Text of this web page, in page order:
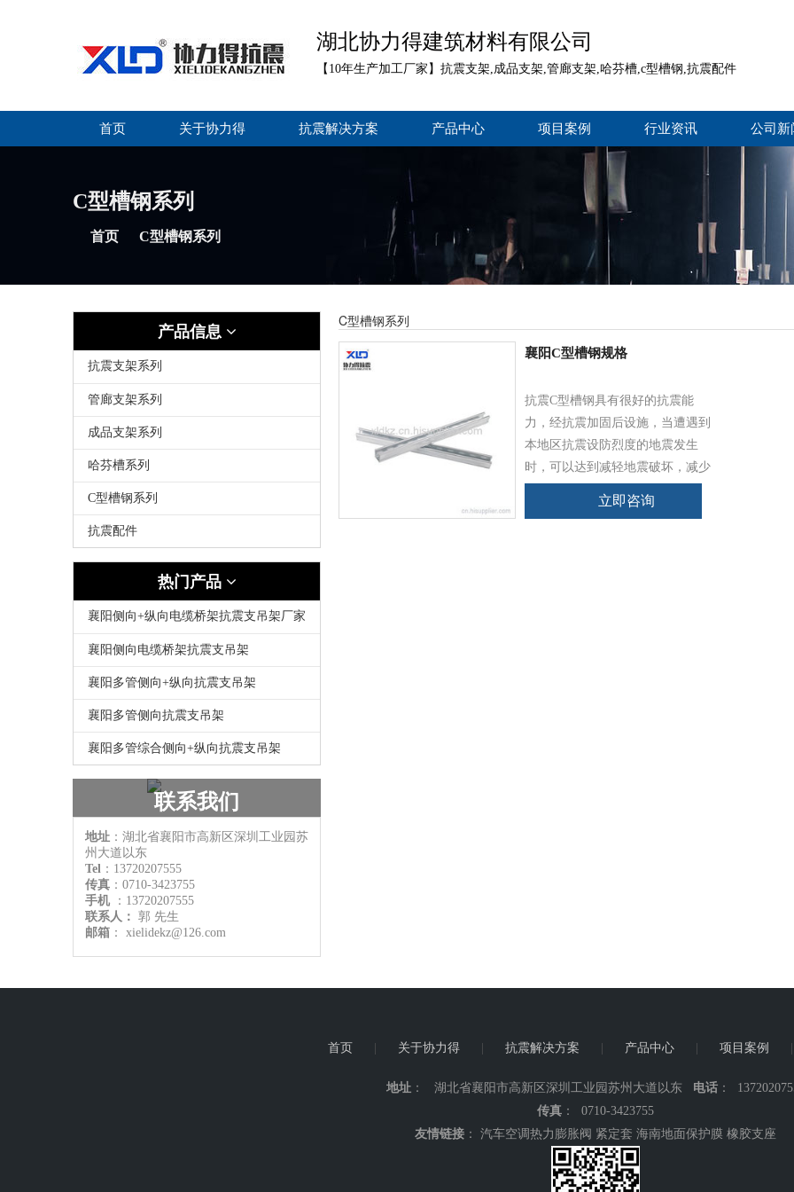
湖北协力得建筑材料有限公司
【10年生产加工厂家】抗震支架,成品支架,管廊支架,哈芬槽,c型槽钢,抗震配件
首页 关于协力得 抗震解决方案 产品中心 项目案例 行业资讯 公司新
C型槽钢系列
首页 C型槽钢系列
产品信息
抗震支架系列
管廊支架系列
成品支架系列
哈芬槽系列
C型槽钢系列
抗震配件
热门产品
襄阳侧向+纵向电缆桥架抗震支吊架厂家
襄阳侧向电缆桥架抗震支吊架
襄阳多管侧向+纵向抗震支吊架
襄阳多管侧向抗震支吊架
襄阳多管综合侧向+纵向抗震支吊架
联系我们
地址 ：湖北省襄阳市高新区深圳工业园苏
州大道以东
Tel ：13720207555
传真 ：0710-3423755
手机
： 13720207555
联系人： 郭 先生
邮箱 ： xielidekz@126.com
C型槽钢系列
襄阳C型槽钢规格
抗震C型槽钢具有很好的抗震能
力，经抗震加固后设施，当遭遇到
本地区抗震设防烈度的地震发生
时，可以达到减轻地震破坏，减少
而达到减少人员伤亡及财产损失的
立即咨询
首页 关于协力得 抗震解决方案 产品中心 项目案例
地址： 湖北省襄阳市高新区深圳工业园苏州大道以东 电话：
传真 ： 0710-3423755
友情链接 ： 汽车空调热力膨胀阀 紧定套 海南地面保护膜 橡胶支座